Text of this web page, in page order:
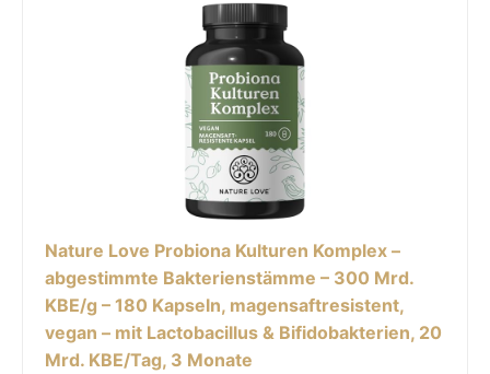
Nature Love Probiona Kulturen Komplex –
abgestimmte Bakterienstämme – 300 Mrd.
KBE/g – 180 Kapseln, magensaftresistent,
vegan – mit Lactobacillus & Bifidobakterien, 20
Mrd. KBE/Tag, 3 Monate